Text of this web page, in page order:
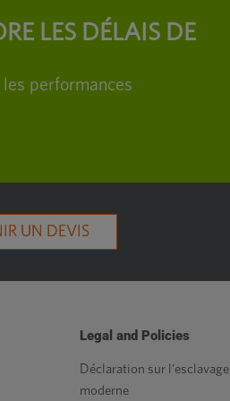
LES DÉLAIS DE
performances
UN DEVIS
Legal and Policies
Déclaration sur l'esclavage
moderne